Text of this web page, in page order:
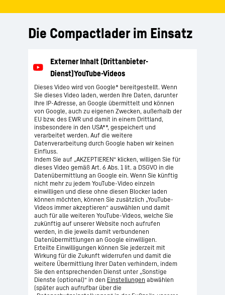
Die Compactlader im Einsatz
Dieses Video wird von Google* bereitgestellt. Wenn
Sie dieses Video laden, werden Ihre Daten, darunter
Ihre IP-Adresse, an Google übermittelt und können
von Google, auch zu eigenen Zwecken, außerhalb der
EU bzw. des EWR und damit in einem Drittland,
insbesondere in den USA**, gespeichert und
verarbeitet werden. Auf die weitere
Datenverarbeitung durch Google haben wir keinen
Einfluss.
Indem Sie auf „AKZEPTIEREN“ klicken, willigen Sie für
dieses Video gemäß Art. 6 Abs. 1 lit. a DSGVO in die
Datenübermittlung an Google ein. Wenn Sie künftig
nicht mehr zu jedem YouTube-Video einzeln
einwilligen und diese ohne diesen Blocker laden
können möchten, können Sie zusätzlich „YouTube-
Videos immer akzeptieren“ auswählen und damit
auch für alle weiteren YouTube-Videos, welche Sie
zukünftig auf unserer Website noch aufrufen
werden, in die jeweils damit verbundenen
Datenübermittlungen an Google einwilligen.
Erteilte Einwilligungen können Sie jederzeit mit
Wirkung für die Zukunft widerrufen und damit die
weitere Übermittlung Ihrer Daten verhindern, indem
Sie den entsprechenden Dienst unter „Sonstige
Dienste (optional)“ in den Einstellungen abwählen
(später auch aufrufbar über die